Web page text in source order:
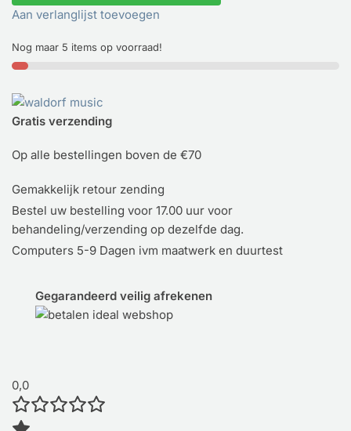
Aan verlanglijst toevoegen
Nog maar 5 items op voorraad!
Gratis verzending
Op alle bestellingen boven de €70
Gemakkelijk retour zending
Bestel uw bestelling voor 17.00 uur voor
behandeling/verzending op dezelfde dag.
Computers 5-9 Dagen ivm maatwerk en duurtest
Gegarandeerd veilig afrekenen
0,0